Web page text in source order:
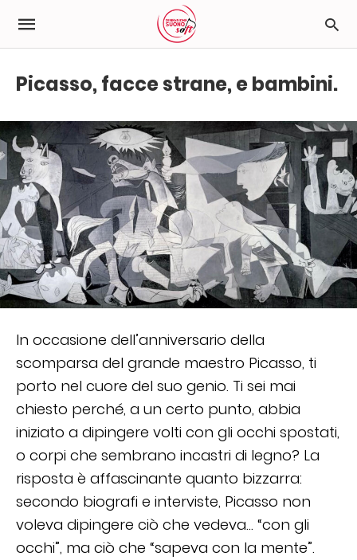
Picasso, facce strane, e bambini.
In occasione dell’anniversario della
scomparsa del grande maestro Picasso, ti
porto nel cuore del suo genio. Ti sei mai
chiesto perché, a un certo punto, abbia
iniziato a dipingere volti con gli occhi spostati,
o corpi che sembrano incastri di legno? La
risposta è affascinante quanto bizzarra:
secondo biografi e interviste, Picasso non
voleva dipingere ciò che vedeva… “con gli
occhi”, ma ciò che “sapeva con la mente”.